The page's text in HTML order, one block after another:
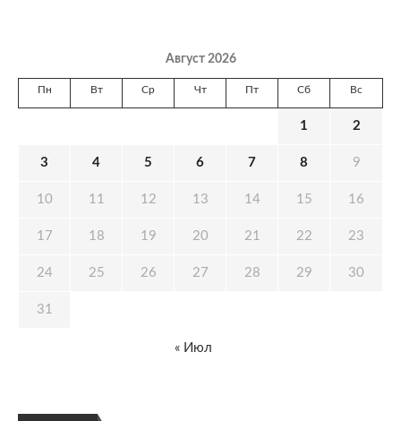
Август 2026
Пн Вт Ср Чт Пт Сб Вс
1 2
3 4 5 6 7 8 9
10 11 12 13 14 15 16
17 18 19 20 21 22 23
24 25 26 27 28 29 30
31
« Июл